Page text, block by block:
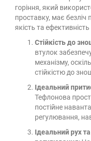
горіння, який
проставку, має безліч
якість та
Стійкість до
втулок
механізму,
стійкістю до
Ідеальний
Тефлонова
постійне
регулювання,
Ідеальний рух